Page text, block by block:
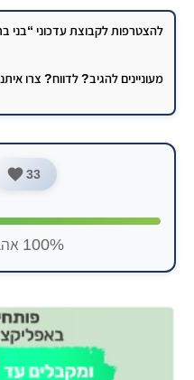
להצטרפות לקבוצת עדכוני “בני
מעוניינים להגיב? לדווח? צרו
33
100% אהבו את הכתבה